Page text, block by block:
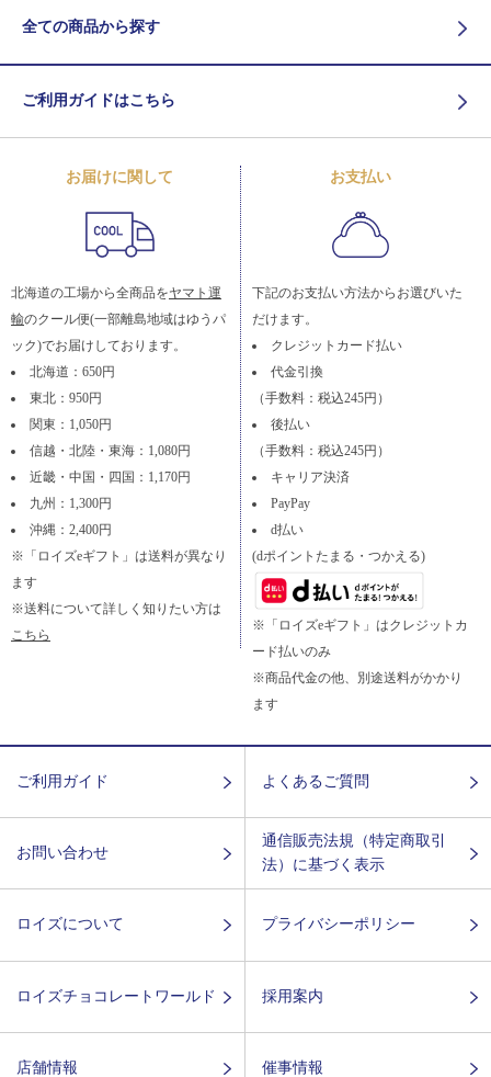
全ての商品から探す
ご利用ガイドはこちら
お届けに関して
北海道の工場から全商品をヤマト運
輸のクール便(一部離島地域はゆうパ
ック)でお届けしております。
北海道：650円
東北：950円
関東：1,050円
信越・北陸・東海：1,080円
近畿・中国・四国：1,170円
九州：1,300円
沖縄：2,400円
※「ロイズeギフト」は送料が異なり
ます
※送料について詳しく知りたい方は
こちら
お支払い
下記のお支払い方法からお選びいた
だけます。
クレジットカード払い
代金引換
（手数料：税込245円）
後払い
（手数料：税込245円）
キャリア決済
PayPay
d払い
(dポイントたまる・つかえる)
※「ロイズeギフト」はクレジットカ
ード払いのみ
※商品代金の他、別途送料がかかり
ます
ご利用ガイド よくあるご質問
お問い合わせ
通信販売法規（特定商取引
法）に基づく表示
ロイズについて プライバシーポリシー
ロイズチョコレートワールド 採用案内
店舗情報 催事情報